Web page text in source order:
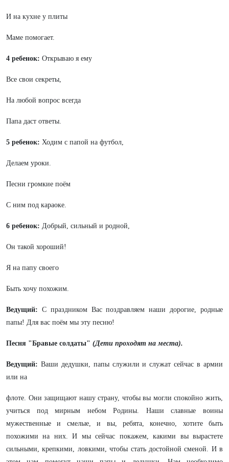
И на кухне у плиты
Маме помогает.
4 ребенок: Открываю я ему
Все свои секреты,
На любой вопрос всегда
Папа даст ответы.
5 ребенок: Ходим с папой на футбол,
Делаем уроки.
Песни громкие поём
С ним под караоке.
6 ребенок: Добрый, сильный и родной,
Он такой хороший!
Я на папу своего
Быть хочу похожим.
Ведущий: С праздником Вас поздравляем наши дорогие, родные
папы! Для вас поём мы эту песню!
Песня "Бравые солдаты" (Дети проходят на места).
Ведущий: Ваши дедушки, папы служили и служат сейчас в армии
или на
флоте. Они защищают нашу страну, чтобы вы могли спокойно жить,
учиться под мирным небом Родины. Наши славные воины
мужественные и смелые, и вы, ребята, конечно, хотите быть
похожими на них. И мы сейчас покажем, какими вы вырастете
сильными, крепкими, ловкими, чтобы стать достойной сменой. И в